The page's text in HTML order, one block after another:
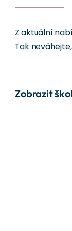
Z aktuální
Tak
Zobrazit